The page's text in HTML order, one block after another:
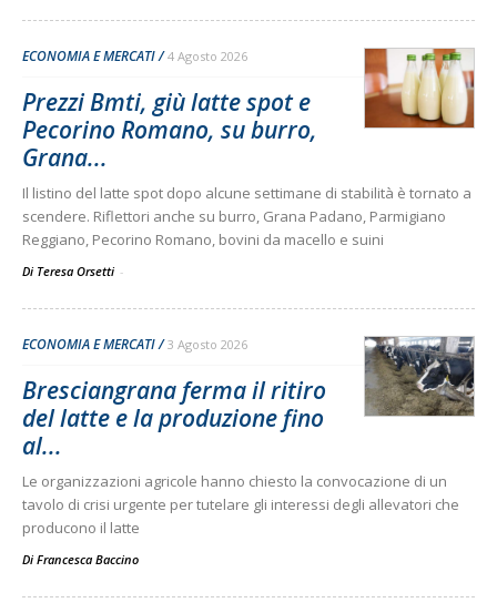
ECONOMIA E MERCATI 4 Agosto 2026
Prezzi Bmti, giù latte spot e
Pecorino Romano, su burro,
Grana...
Il listino del latte spot dopo alcune settimane di stabilità è tornato a
scendere. Riflettori anche su burro, Grana Padano, Parmigiano
Reggiano, Pecorino Romano, bovini da macello e suini
Di Teresa Orsetti -
ECONOMIA E MERCATI 3 Agosto 2026
Bresciangrana ferma il ritiro
del latte e la produzione fino
al...
Le organizzazioni agricole hanno chiesto la convocazione di un
tavolo di crisi urgente per tutelare gli interessi degli allevatori che
producono il latte
Di Francesca Baccino